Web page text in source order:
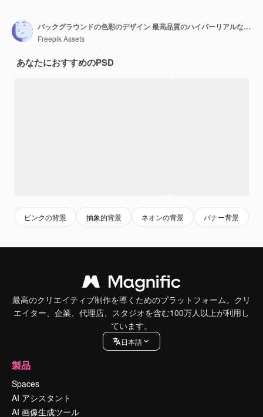
バックグラウンドの色彩のデザイン 最高品質のハイパーリアルな壁紙の画像
Freepik Assets
あなたにおすすめのPSD
ピンクの背景 抽象的背景 ネオンの背景 バナー背景
最高のクリエイティブ制作を導くためのプラットフォーム。クリ
エイター、企業、代理店、スタジオを含む100万人以上が利用し
ています。
日本語
製品
Spaces
AI アシスタント
AI 画像生成ツール